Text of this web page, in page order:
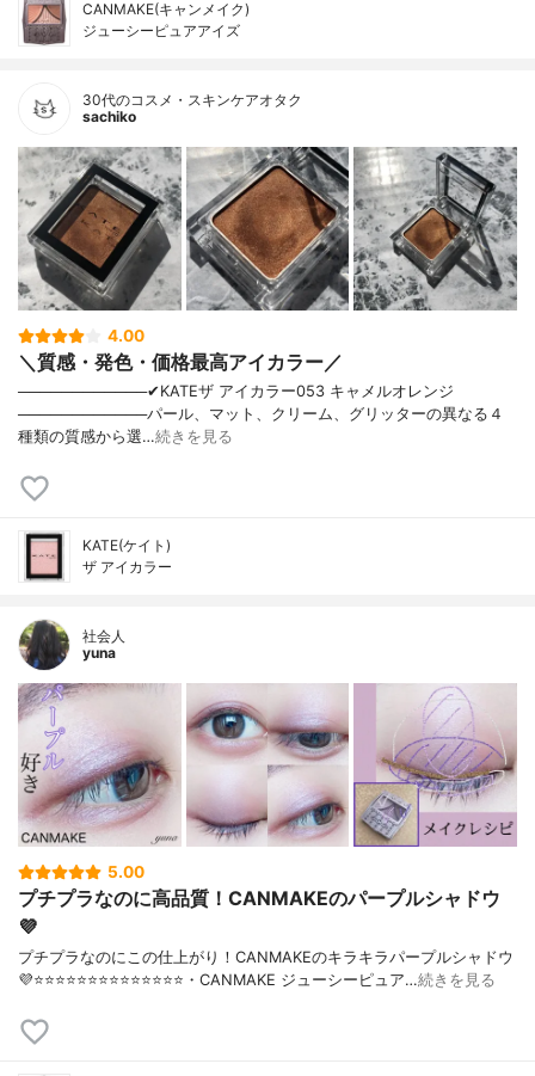
CANMAKE(キャンメイク)
ジューシーピュアアイズ
30代のコスメ・スキンケアオタク
sachiko
4.00
＼質感・発色・価格最高アイカラー／
────────────✔︎KATEザ アイカラー053 キャメルオレンジ
────────────パール、マット、クリーム、グリッターの異なる４
種類の質感から選…続きを見る
KATE(ケイト)
ザ アイカラー
社会人
yuna
5.00
プチプラなのに高品質！CANMAKEのパープルシャドウ
💜
プチプラなのにこの仕上がり！CANMAKEのキラキラパープルシャドウ
💜⭐️⭐️⭐️⭐️⭐️⭐️⭐️⭐️⭐️⭐️⭐️⭐️⭐️⭐️・CANMAKE ジューシーピュア…続きを見る